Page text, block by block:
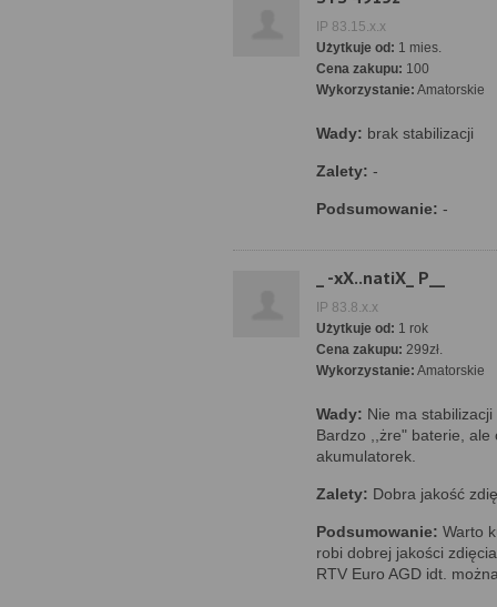
IP 83.15.x.x
Użytkuje od: 1 mies.
Cena zakupu: 100
Wykorzystanie: Amatorskie
Wady: brak stabilizacji
Zalety: -
Podsumowanie: -
_ -xX..natiX_ P__
IP 83.8.x.x
Użytkuje od: 1 rok
Cena zakupu: 299zł.
Wykorzystanie: Amatorskie
Wady: Nie ma
Bardzo ,,żre" baterie, ale
akumulatorek.
Zalety: Dobra jakość
Podsumowanie: Warto
robi dobrej jakości
RTV Euro AGD idt.